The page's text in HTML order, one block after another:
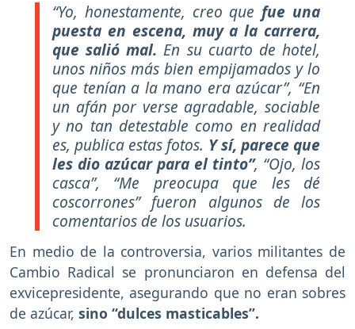
“Yo, honestamente, creo que fue una
puesta en escena, muy a la carrera,
que salió mal. En su cuarto de hotel,
unos niños más bien empijamados y lo
que tenían a la mano era azúcar”, “En
un afán por verse agradable, sociable
y no tan detestable como en realidad
es, publica estas fotos. Y sí, parece que
les dio azúcar para el tinto”, “Ojo, los
casca”, “Me preocupa que les dé
coscorrones” fueron algunos de los
comentarios de los usuarios.
En medio de la controversia, varios militantes de
Cambio Radical se pronunciaron en defensa del
exvicepresidente, asegurando que no eran sobres
de azúcar, sino “dulces masticables”.